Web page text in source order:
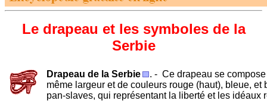
Le drapeau et les symboles de la
Serbie
Drapeau de la Serbie . - Ce drapeau se
même largeur et de couleurs rouge (haut), bleue,
pan-slaves, qui représentant la liberté et les idéaux